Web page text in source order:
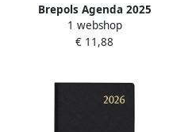
Brepols Agenda 2025
Saturnus Lima 1dag
1pagina lang bordeaux
1 webshop
€ 11,88